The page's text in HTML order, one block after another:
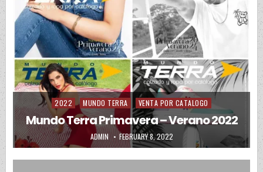
Posted in
2022 MUNDO TERRA VENTA POR CATALOGO
Mundo Terra Primavera – Verano 2022
AUTHOR:
ADMIN PUBLISHED DATE:
FEBRUARY 8, 2022